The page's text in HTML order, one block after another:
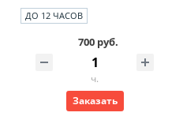
ДО 12 ЧАСОВ
700 руб.
ч.
Заказать